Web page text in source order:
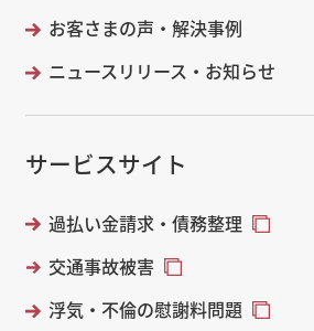
お客さまの声・解決事例
ニュースリリース・お知らせ
サービスサイト
過払い金請求・債務整理
交通事故被害
浮気・不倫の慰謝料問題